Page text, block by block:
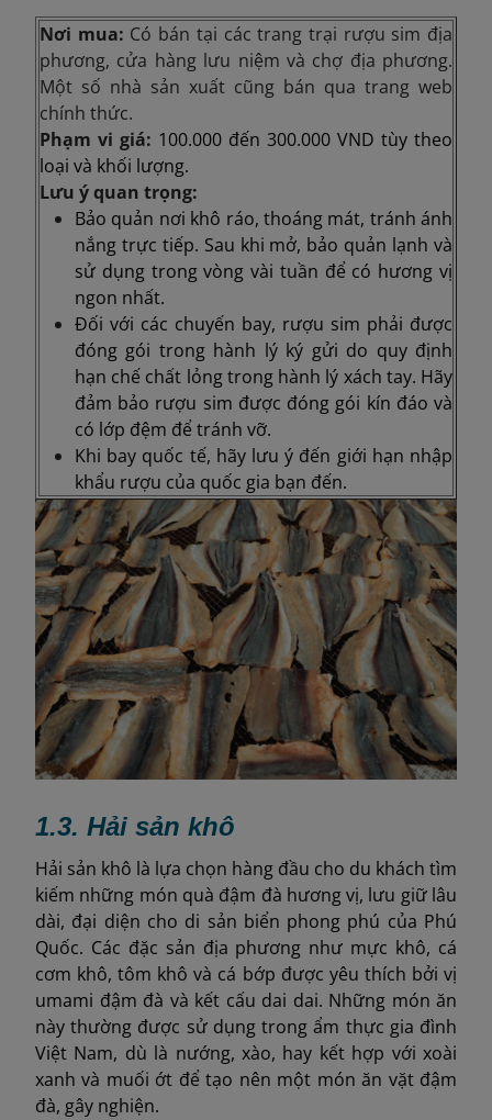
Nơi mua: Có bán tại các trang trại rượu sim địa
phương, cửa hàng lưu niệm và chợ địa phương.
Một số nhà sản xuất cũng bán qua trang web
chính thức.
Phạm vi giá: 100.000 đến 300.000 VND tùy theo
loại và khối lượng.
Lưu ý quan trọng:
Bảo quản nơi khô ráo, thoáng mát, tránh ánh
nắng trực tiếp. Sau khi mở, bảo quản lạnh và
sử dụng trong vòng vài tuần để có hương vị
ngon nhất.
Đối với các chuyến bay, rượu sim phải được
đóng gói trong hành lý ký gửi do quy định
hạn chế chất lỏng trong hành lý xách tay. Hãy
đảm bảo rượu sim được đóng gói kín đáo và
có lớp đệm để tránh vỡ.
Khi bay quốc tế, hãy lưu ý đến giới hạn nhập
khẩu rượu của quốc gia bạn đến.
1.3. Hải sản khô
Hải sản khô là lựa chọn hàng đầu cho du khách tìm
kiếm những món quà đậm đà hương vị, lưu giữ lâu
dài, đại diện cho di sản biển phong phú của Phú
Quốc. Các đặc sản địa phương như mực khô, cá
cơm khô, tôm khô và cá bớp được yêu thích bởi vị
umami đậm đà và kết cấu dai dai. Những món ăn
này thường được sử dụng trong ẩm thực gia đình
Việt Nam, dù là nướng, xào, hay kết hợp với xoài
xanh và muối ớt để tạo nên một món ăn vặt đậm
đà, gây nghiện.